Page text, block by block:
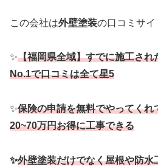
この会社は外壁塗装の口コミサイ
✨【福岡県全域】すでに施工され
No.1で口コミは全て星5
✨保険の申請を無料でやってくれ
20~70万円お得に工事できる
✨外壁塗装だけでなく屋根や防水